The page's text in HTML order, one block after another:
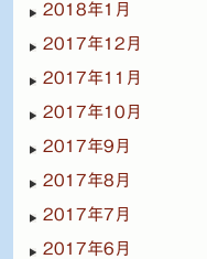
2018年1月
2017年12月
2017年11月
2017年10月
2017年9月
2017年8月
2017年7月
2017年6月